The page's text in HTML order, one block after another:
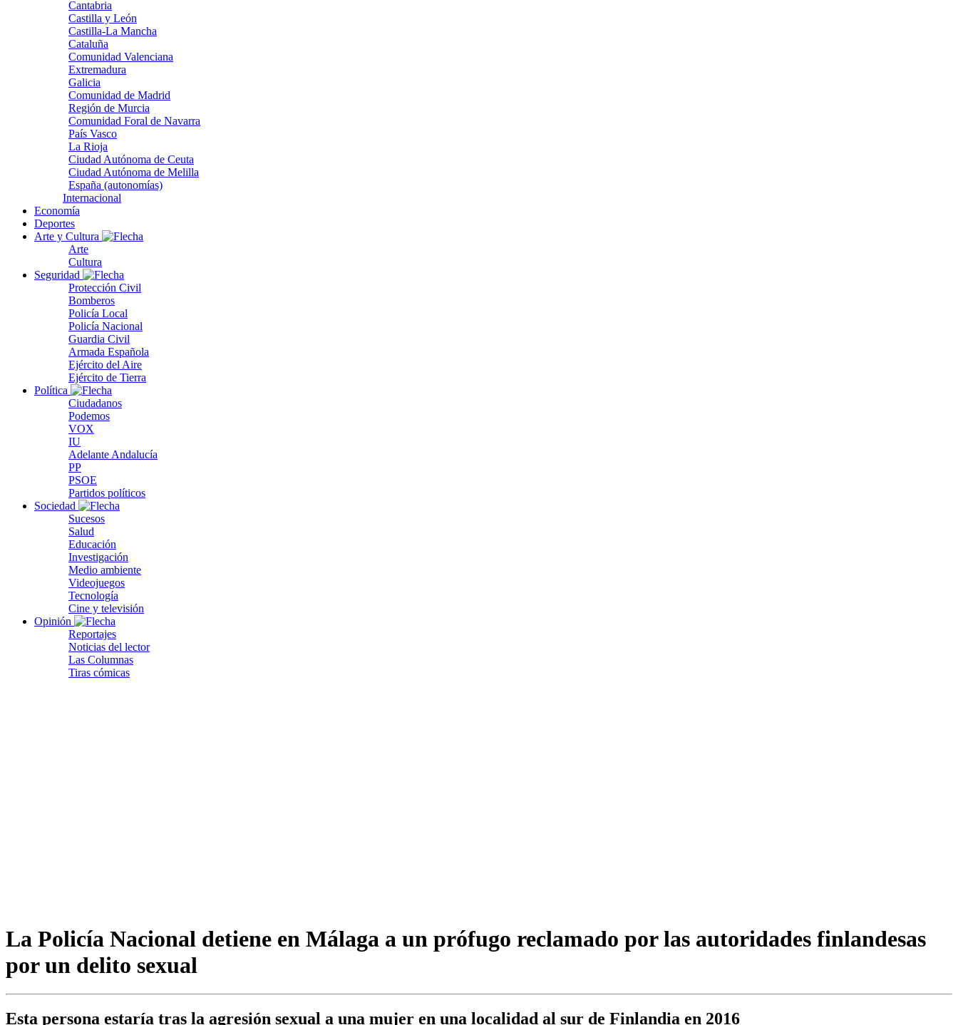
Cantabria
Castilla y León
Castilla-La Mancha
Cataluña
Comunidad Valenciana
Extremadura
Galicia
Comunidad de Madrid
Región de Murcia
Comunidad Foral de Navarra
País Vasco
La Rioja
Ciudad Autónoma de Ceuta
Ciudad Autónoma de Melilla
España (autonomías)
Internacional
Economía
Deportes
Arte y Cultura
Arte
Cultura
Seguridad
Protección Civil
Bomberos
Policía Local
Policía Nacional
Guardia Civil
Armada Española
Ejército del Aire
Ejército de Tierra
Política
Ciudadanos
Podemos
VOX
IU
Adelante Andalucía
PP
PSOE
Partidos políticos
Sociedad
Sucesos
Salud
Educación
Investigación
Medio ambiente
Videojuegos
Tecnología
Cine y televisión
Opinión
Reportajes
Noticias del lector
Las Columnas
Tiras cómicas
La Policía Nacional detiene en Málaga a un prófugo reclamado por las autoridades finlandesas
por un delito sexual
Esta persona estaría tras la agresión sexual a una mujer en una localidad al sur de Finlandia en 2016